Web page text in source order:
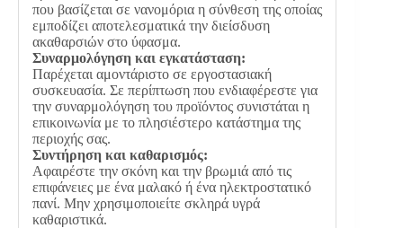
που βασίζεται σε νανομόρια η σύνθεση της οποίας
εμποδίζει αποτελεσματικά την διείσδυση
ακαθαρσιών στο ύφασμα.
Συναρμολόγηση και εγκατάσταση:
Παρέχεται αμοντάριστο σε εργοστασιακή
συσκευασία. Σε περίπτωση που ενδιαφέρεστε για
την συναρμολόγηση του προϊόντος συνιστάται η
επικοινωνία με το πλησιέστερο κατάστημα της
περιοχής σας.
Συντήρηση και καθαρισμός:
Αφαιρέστε την σκόνη και την βρωμιά από τις
επιφάνειες με ένα μαλακό ή ένα ηλεκτροστατικό
πανί. Μην χρησιμοποιείτε σκληρά υγρά
καθαριστικά.